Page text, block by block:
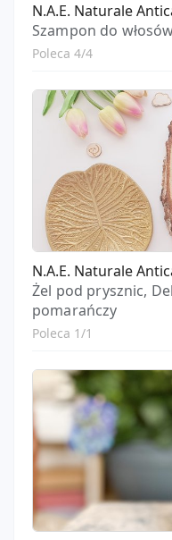
N.A.E. Naturale
Szampon do
Poleca 4/4
N.A.E. Naturale
Żel pod prysznic,
pomarańczy
Poleca 1/1